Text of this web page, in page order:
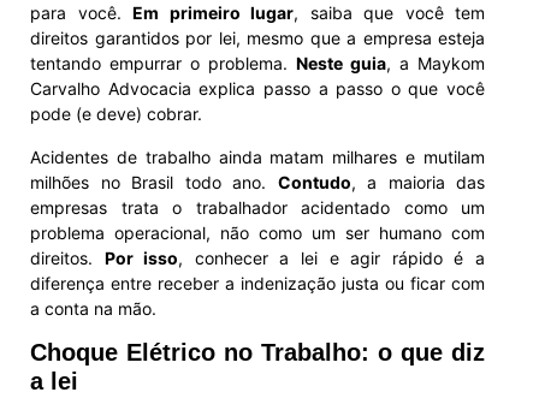
para você. Em primeiro lugar, saiba que você tem
direitos garantidos por lei, mesmo que a empresa esteja
tentando empurrar o problema. Neste guia, a Maykom
Carvalho Advocacia explica passo a passo o que você
pode (e deve) cobrar.
Acidentes de trabalho ainda matam milhares e mutilam
milhões no Brasil todo ano. Contudo, a maioria das
empresas trata o trabalhador acidentado como um
problema operacional, não como um ser humano com
direitos. Por isso, conhecer a lei e agir rápido é a
diferença entre receber a indenização justa ou ficar com
a conta na mão.
Choque Elétrico no Trabalho: o que diz
a lei